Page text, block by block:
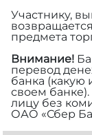
Участнику,
предмета
Внимание!
перевод
банка (какую
своем
лицу без
ОАО «Сбер